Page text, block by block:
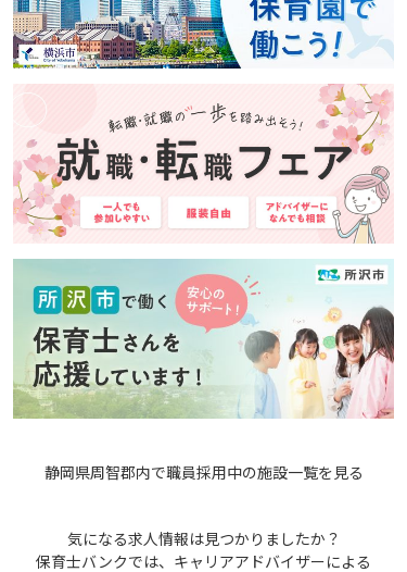
静岡県周智郡内で職員採用中の施設一覧を見る
気になる求人情報は見つかりましたか？
保育士バンクでは、キャリアアドバイザーによる